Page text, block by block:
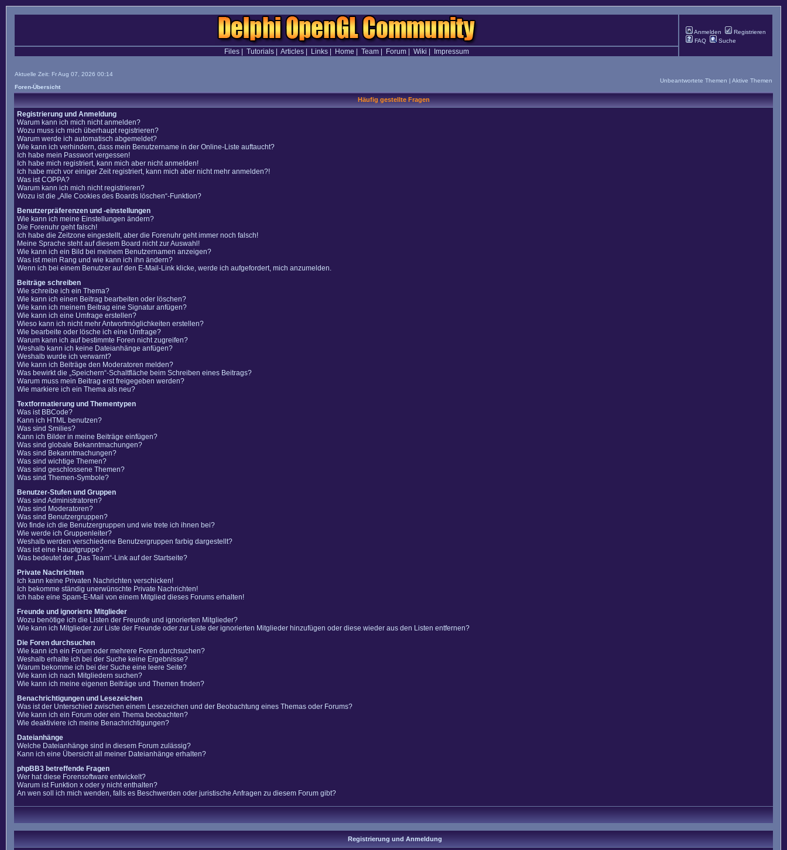
Anmelden
Registrieren
FAQ
Suche
Files| Tutorials| Articles| Links| Home Team| Forum| Wiki Impressum
Aktuelle Zeit: Fr Aug 07, 2026 00:14
Foren-Übersicht
Unbeantwortete Themen | Aktive Themen
Häufig gestellte Fragen
Registrierung und Anmeldung
Warum kann ich mich nicht anmelden?
Wozu muss ich mich überhaupt registrieren?
Warum werde ich automatisch abgemeldet?
Wie kann ich verhindern, dass mein Benutzername in der Online-Liste auftaucht?
Ich habe mein Passwort vergessen!
Ich habe mich registriert, kann mich aber nicht anmelden!
Ich habe mich vor einiger Zeit registriert, kann mich aber nicht mehr anmelden?!
Was ist COPPA?
Warum kann ich mich nicht registrieren?
Wozu ist die „Alle Cookies des Boards löschen“-Funktion?
Benutzerpräferenzen und -einstellungen
Wie kann ich meine Einstellungen ändern?
Die Forenuhr geht falsch!
Ich habe die Zeitzone eingestellt, aber die Forenuhr geht immer noch falsch!
Meine Sprache steht auf diesem Board nicht zur Auswahl!
Wie kann ich ein Bild bei meinem Benutzernamen anzeigen?
Was ist mein Rang und wie kann ich ihn ändern?
Wenn ich bei einem Benutzer auf den E-Mail-Link klicke, werde ich aufgefordert, mich anzumelden.
Beiträge schreiben
Wie schreibe ich ein Thema?
Wie kann ich einen Beitrag bearbeiten oder löschen?
Wie kann ich meinem Beitrag eine Signatur anfügen?
Wie kann ich eine Umfrage erstellen?
Wieso kann ich nicht mehr Antwortmöglichkeiten erstellen?
Wie bearbeite oder lösche ich eine Umfrage?
Warum kann ich auf bestimmte Foren nicht zugreifen?
Weshalb kann ich keine Dateianhänge anfügen?
Weshalb wurde ich verwarnt?
Wie kann ich Beiträge den Moderatoren melden?
Was bewirkt die „Speichern“-Schaltfläche beim Schreiben eines Beitrags?
Warum muss mein Beitrag erst freigegeben werden?
Wie markiere ich ein Thema als neu?
Textformatierung und Thementypen
Was ist BBCode?
Kann ich HTML benutzen?
Was sind Smilies?
Kann ich Bilder in meine Beiträge einfügen?
Was sind globale Bekanntmachungen?
Was sind Bekanntmachungen?
Was sind wichtige Themen?
Was sind geschlossene Themen?
Was sind Themen-Symbole?
Benutzer-Stufen und Gruppen
Was sind Administratoren?
Was sind Moderatoren?
Was sind Benutzergruppen?
Wo finde ich die Benutzergruppen und wie trete ich ihnen bei?
Wie werde ich Gruppenleiter?
Weshalb werden verschiedene Benutzergruppen farbig dargestellt?
Was ist eine Hauptgruppe?
Was bedeutet der „Das Team“-Link auf der Startseite?
Private Nachrichten
Ich kann keine Privaten Nachrichten verschicken!
Ich bekomme ständig unerwünschte Private Nachrichten!
Ich habe eine Spam-E-Mail von einem Mitglied dieses Forums erhalten!
Freunde und ignorierte Mitglieder
Wozu benötige ich die Listen der Freunde und ignorierten Mitglieder?
Wie kann ich Mitglieder zur Liste der Freunde oder zur Liste der ignorierten Mitglieder hinzufügen oder diese wieder aus den Listen entfernen?
Die Foren durchsuchen
Wie kann ich ein Forum oder mehrere Foren durchsuchen?
Weshalb erhalte ich bei der Suche keine Ergebnisse?
Warum bekomme ich bei der Suche eine leere Seite?
Wie kann ich nach Mitgliedern suchen?
Wie kann ich meine eigenen Beiträge und Themen finden?
Benachrichtigungen und Lesezeichen
Was ist der Unterschied zwischen einem Lesezeichen und der Beobachtung eines Themas oder Forums?
Wie kann ich ein Forum oder ein Thema beobachten?
Wie deaktiviere ich meine Benachrichtigungen?
Dateianhänge
Welche Dateianhänge sind in diesem Forum zulässig?
Kann ich eine Übersicht all meiner Dateianhänge erhalten?
phpBB3 betreffende Fragen
Wer hat diese Forensoftware entwickelt?
Warum ist Funktion x oder y nicht enthalten?
An wen soll ich mich wenden, falls es Beschwerden oder juristische Anfragen zu diesem Forum gibt?
Registrierung und Anmeldung